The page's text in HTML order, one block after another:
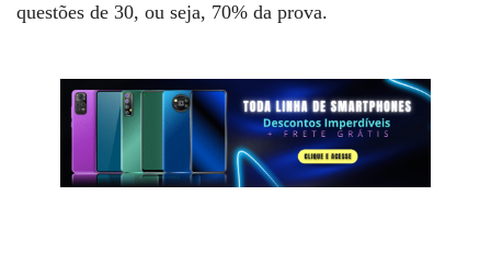
questões de 30, ou seja, 70% da prova.